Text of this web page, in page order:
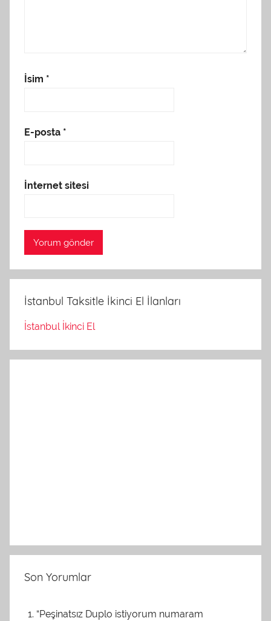
İsim *
E-posta *
İnternet sitesi
İstanbul Taksitle İkinci El İlanları
İstanbul İkinci El
Son Yorumlar
“Peşinatsız Duplo istiyorum numaram